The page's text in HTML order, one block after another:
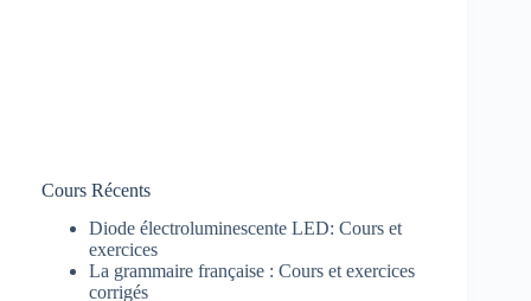
Cours Récents
Diode électroluminescente LED: Cours et
exercices
La grammaire française : Cours et exercices
corrigés